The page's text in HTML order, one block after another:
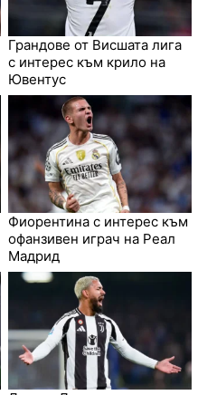
Грандове от Висшата лига
с интерес към крило на
Ювентус
Фиорентина с интерес към
офанзивен играч на Реал
Мадрид